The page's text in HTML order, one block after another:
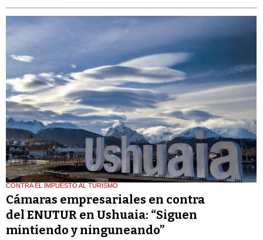
CONTRA EL IMPUESTO AL TURISMO
Cámaras empresariales en contra
del ENUTUR en Ushuaia: “Siguen
mintiendo y ninguneando”